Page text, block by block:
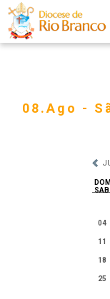
08.Ago -
DOM
SAB
04
11
18
25